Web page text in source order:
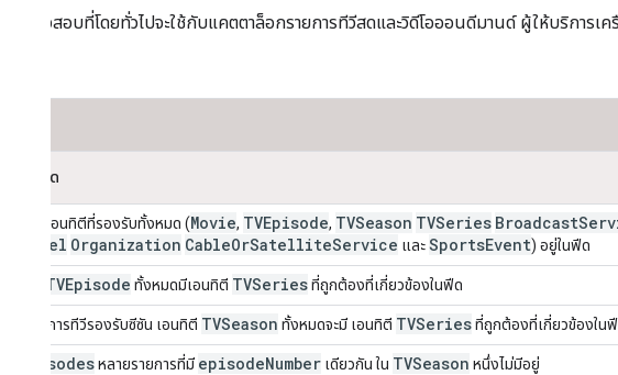
การตรวจสอบที่โดยทั่วไปจะใช้กับแคตตาล็อกรายการทีวีสดและวิดีโอออนดีมานด์ ผู้ให้บริการเค
เนื้อหาฟีด
ประเภทเอนทิตีที่รองรับทั้งหมด (Movie, TVEpisode, TVSeason TVSeries Broadcast
Channel Organization CableOrSatelliteService และSportsEvent) อยู่ในฟีด
TVEpisode ทั้งหมดมีเอนทิตี TVSeriesที่ถูกต้องที่เกี่ยวข้องในฟีด
หากรายการทีวีรองรับซีซัน เอนทิตี TVSeason ทั้งหมดจะมี เอนทิตี TVSeriesที่ถูกต้องที่เกี่ยวข้องใน
TVEpisodesหลายรายการที่มี episodeNumber เดียวกัน ใน TVSeason หนึ่งไม่มีอยู่